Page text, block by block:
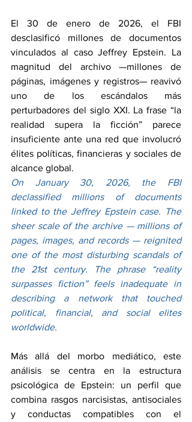
El 30 de enero de 2026, el FBI
desclasificó millones de documentos
vinculados al caso Jeffrey Epstein. La
magnitud del archivo —millones de
páginas, imágenes y registros— reavivó
uno de los escándalos más
perturbadores del siglo XXI. La frase “la
realidad supera la ficción” parece
insuficiente ante una red que involucró
élites políticas, financieras y sociales de
alcance global.
On January 30, 2026, the FBI
declassified millions of documents
linked to the Jeffrey Epstein case. The
sheer scale of the archive — millions of
pages, images, and records — reignited
one of the most disturbing scandals of
the 21st century. The phrase “reality
surpasses fiction” feels inadequate in
describing a network that touched
political, financial, and social elites
worldwide.
Más allá del morbo mediático, este
análisis se centra en la estructura
psicológica de Epstein: un perfil que
combina rasgos narcisistas, antisociales
y conductas compatibles con el